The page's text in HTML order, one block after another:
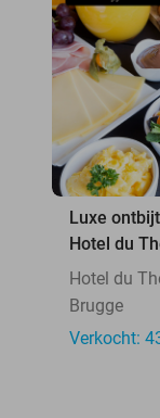
Luxe
Hotel du
Hotel du
Brugge
Verkocht: